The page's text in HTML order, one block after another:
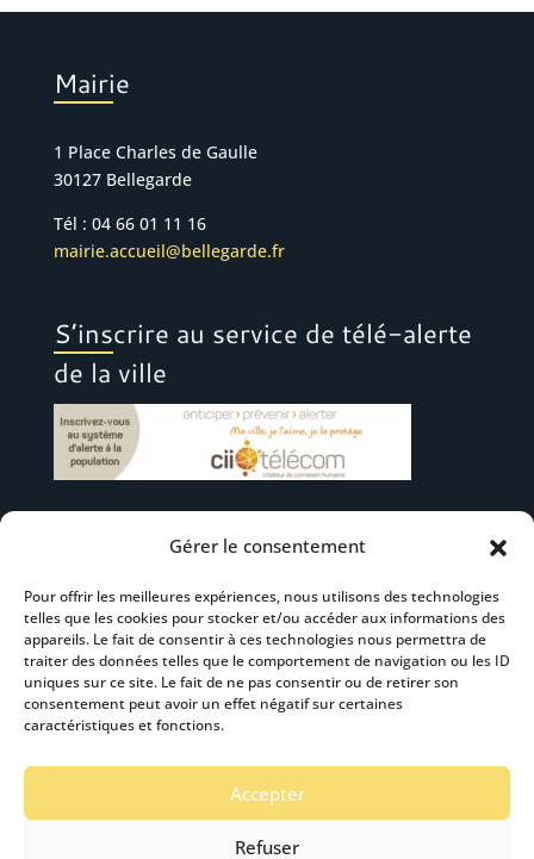
Gérer le consentement
Pour offrir les meilleures expériences, nous utilisons des technologies
telles que les cookies pour stocker et/ou accéder aux informations des
appareils. Le fait de consentir à ces technologies nous permettra de
traiter des données telles que le comportement de navigation ou les ID
uniques sur ce site. Le fait de ne pas consentir ou de retirer son
consentement peut avoir un effet négatif sur certaines
caractéristiques et fonctions.
Accepter
Refuser
Mairie
1 Place Charles de Gaulle
30127 Bellegarde
Tél : 04 66 01 11 16
mairie.accueil@bellegarde.fr
S’inscrire au service de télé-alerte
de la ville
Suivez-nous
S’abonner à la newsletter